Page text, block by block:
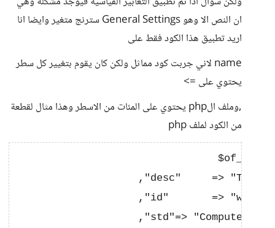
ان النص الا وهو General Settings سترنج متغير وايضا انا
اريد تطبيق هذا الكود فقط على
name لاني جربت كود مماثل ولكن كان يقوم بتغيير كل سطر
يحتوي على =>
,وملف الphp يحتوي على المئات من الاسطر وهذا مثال لقطعة
من الكود لملف php
,"desc"     => "Text
,"id"       =>
,"std"=> "Computer